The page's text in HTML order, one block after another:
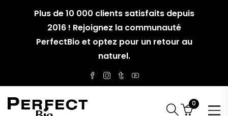
Plus de 10 000 clients satisfaits depuis
2016 ! Rejoignez la communauté
PerfectBio et optez pour un retour au
naturel.
0